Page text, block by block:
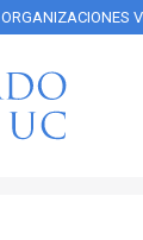
ORGANIZACIONES